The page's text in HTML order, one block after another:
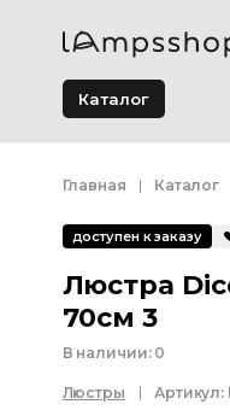
Каталог
Главная Каталог
доступен к заказу
Люстра
70см 3
В наличии: 0
Люстры Артикул: